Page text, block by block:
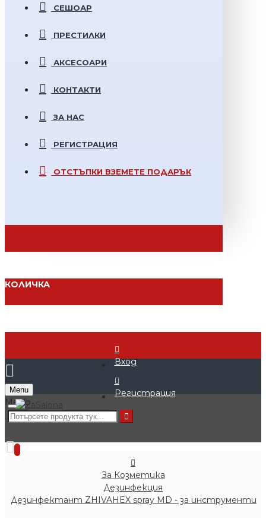
СЕШОАР
ПРЕСТИЛКИ
АКСЕСОАРИ
КОНТАКТИ
ЗА НАС
РЕГИСТРАЦИЯ
ОТСТЪПКИ ВЗЕМЕТЕ ПОДАРЪК
КОЛИЧКА
Вход
Регистрация
Menu
0
За Козметика
Дезинфекция
Дезинфектант ZHIVAHEX spray MD - за инструменти